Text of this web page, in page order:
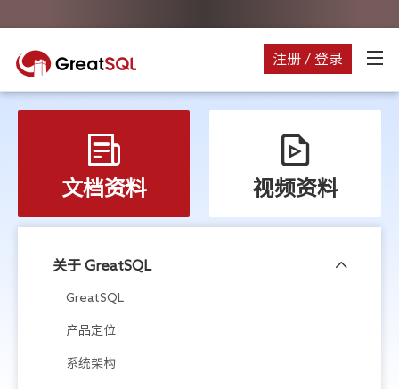
注册 / 登录
文档资料 视频资料
关于 GreatSQL
GreatSQL
产品定位
系统架构